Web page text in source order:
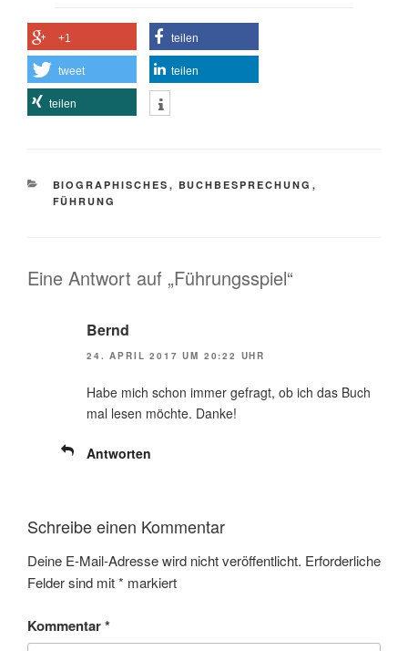
+1 teilen
tweet teilen
teilen
KATEGORIEN
BIOGRAPHISCHES , BUCHBESPRECHUNG ,
FÜHRUNG
Eine Antwort auf „Führungsspiel“
Bernd
24. APRIL 2017 UM 20:22 UHR
Habe mich schon immer gefragt, ob ich das Buch
mal lesen möchte. Danke!
Antworten
Schreibe einen Kommentar
Deine E-Mail-Adresse wird nicht veröffentlicht. Erforderliche
Felder sind mit* markiert
Kommentar*